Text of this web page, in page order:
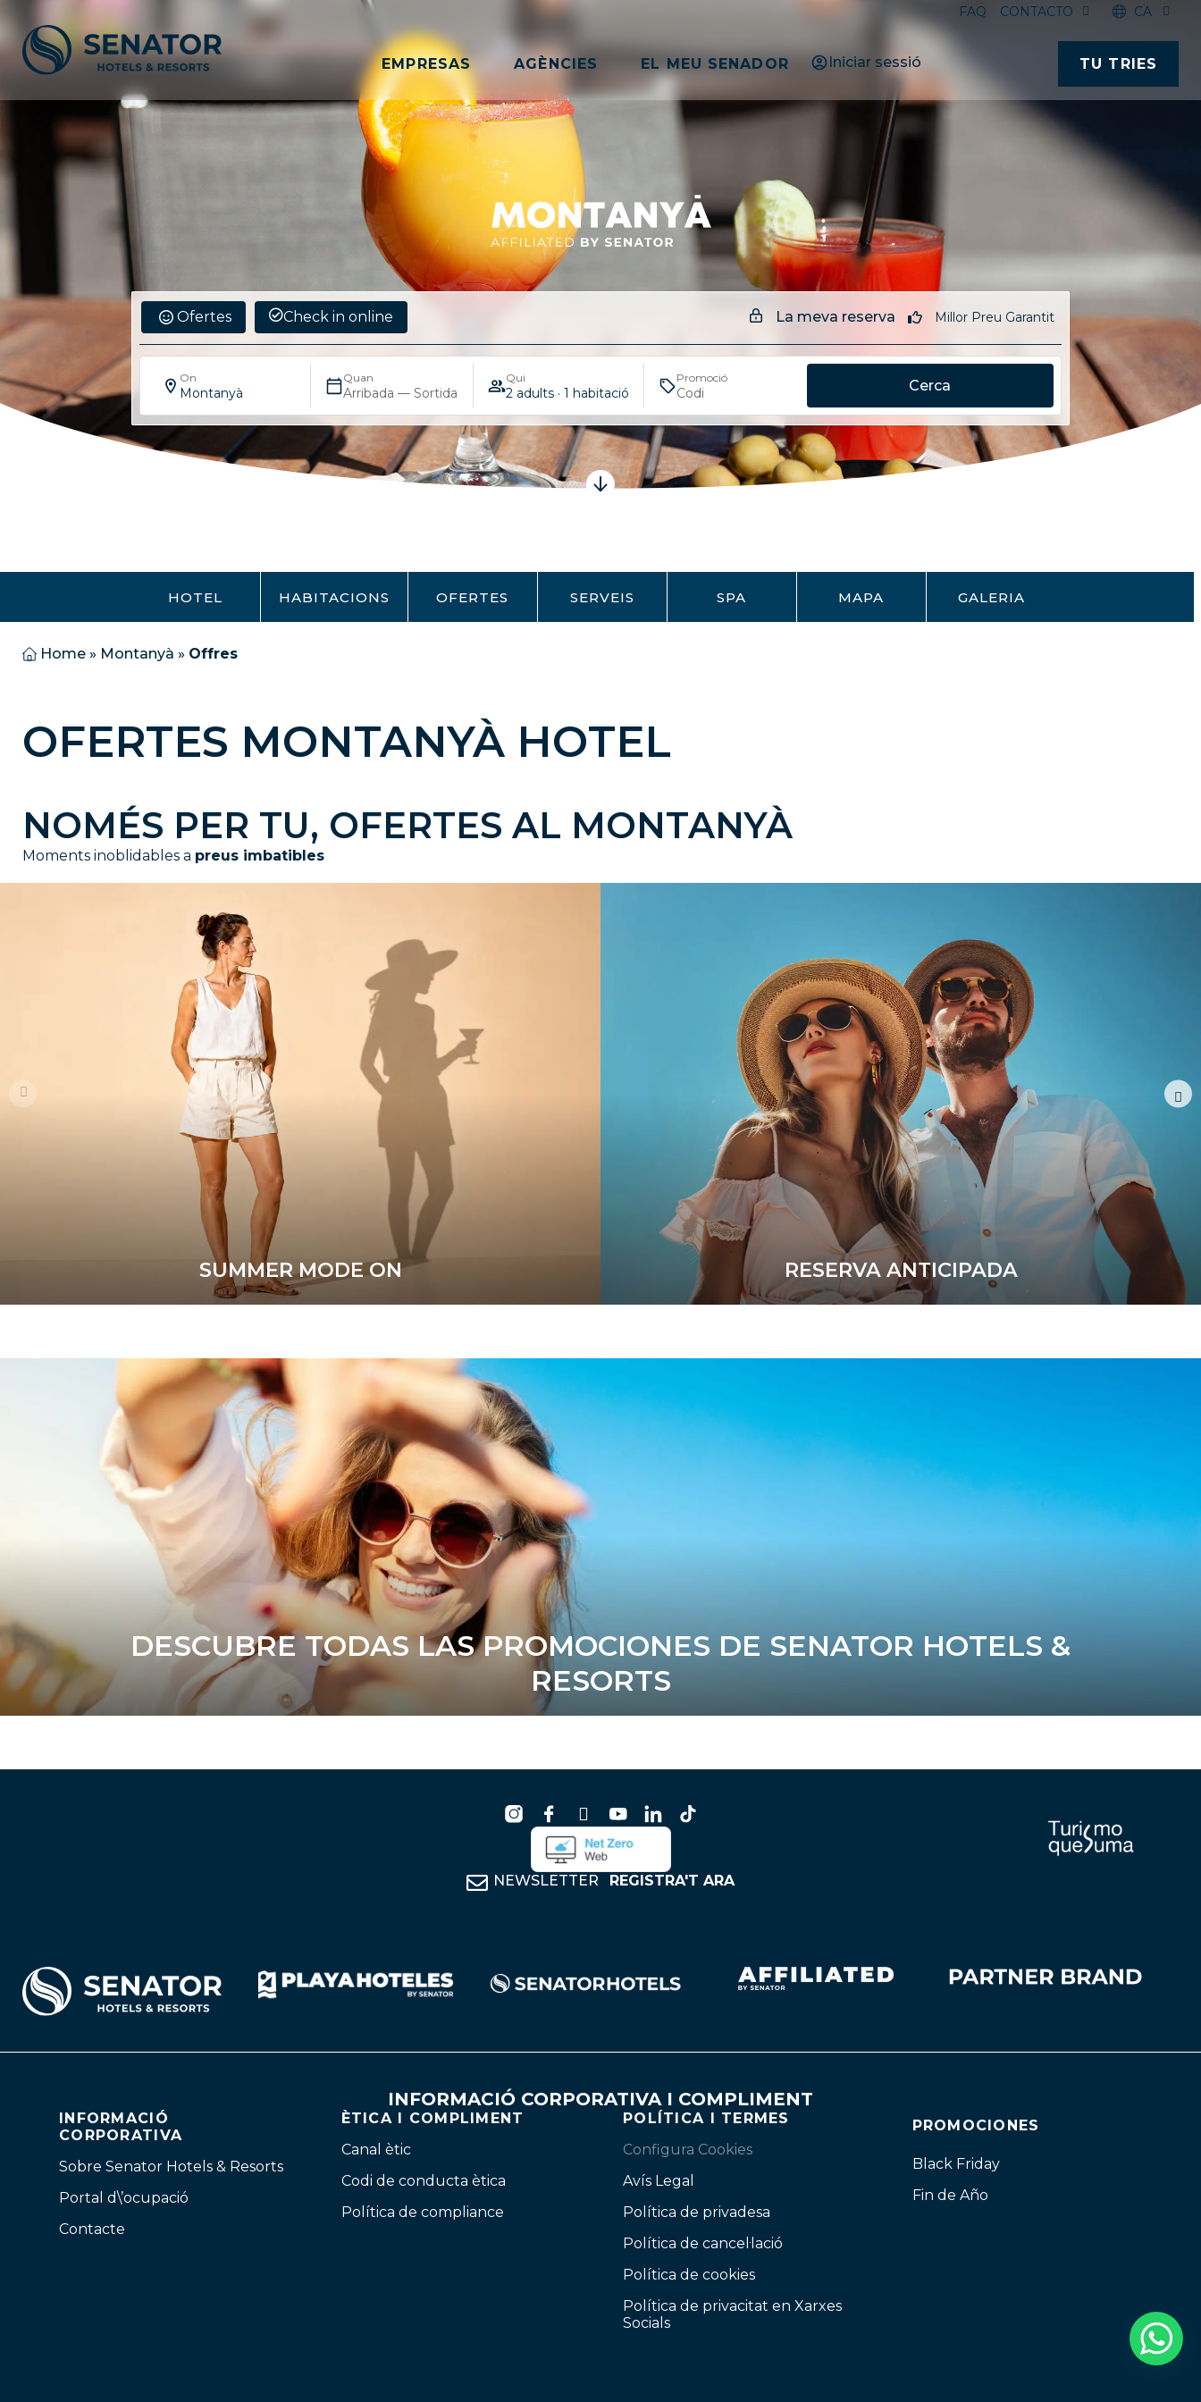
FAQ CONTACTO CA
EMPRESAS AGÈNCIES EL MEU SENADOR Iniciar sessió TU TRIES
Ofertes Check in online La meva reserva Millor Preu Garantit
On
Montanyà
Quan
Arribada — Sortida
Qui
2 adults · 1 habitació
Promoció Cerca
HOTEL HABITACIONS OFERTES SERVEIS SPA MAPA GALERIA
Home » Montanyà » Offres
OFERTES MONTANYÀ HOTEL
NOMÉS PER TU, OFERTES AL MONTANYÀ
Moments inoblidables a preus imbatibles
SUMMER MODE ON
MÁS INFORMACIÓN
RESERVA ANTICIPADA
MÁS INFORMACIÓN
DESCUBRE TODAS LAS PROMOCIONES DE SENATOR HOTELS &
RESORTS
NEWSLETTER REGISTRA'T ARA
INFORMACIÓ CORPORATIVA I COMPLIMENT
INFORMACIÓ
CORPORATIVA
Sobre Senator Hotels & Resorts
Portal d\’ocupació
Contacte
ÈTICA I COMPLIMENT
Canal ètic
Codi de conducta ètica
Política de compliance
POLÍTICA I TERMES
Configura Cookies
Avís Legal
Política de privadesa
Política de cancel·lació
Política de cookies
Política de privacitat en Xarxes
Socials
PROMOCIONES
Black Friday
Fin de Año